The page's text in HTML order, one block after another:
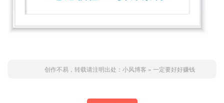
创作不易，转载请注明出处： 小风博客 » 一定要好好赚钱